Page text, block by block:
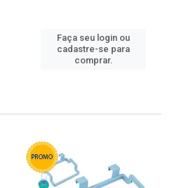
Faça seu login ou
cadastre-se para
comprar.